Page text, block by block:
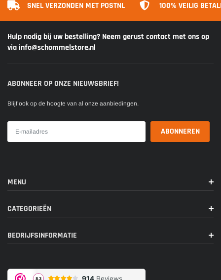
SNEL VERZONDEN MET POSTNL 100% VEILIG
Hulp nodig bij uw bestelling? Neem gerust contact met ons op
via info@schommelstore.nl
ABONNEER OP ONZE NIEUWSBRIEF!
Blijf ook op de hoogte van al onze aanbiedingen.
MENU
CATEGORIEËN
BEDRIJFSINFORMATIE